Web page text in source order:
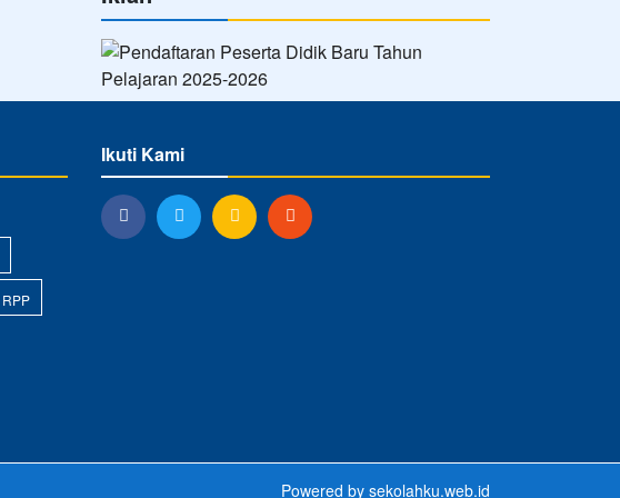
RPP
Ikuti Kami
Powered by sekolahku.web.id